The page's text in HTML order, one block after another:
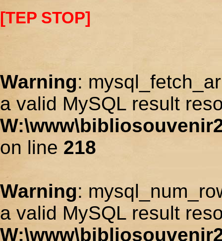
[TEP STOP]
Warning:
a valid MySQL result
on line 218
Warning:
a valid MySQL result